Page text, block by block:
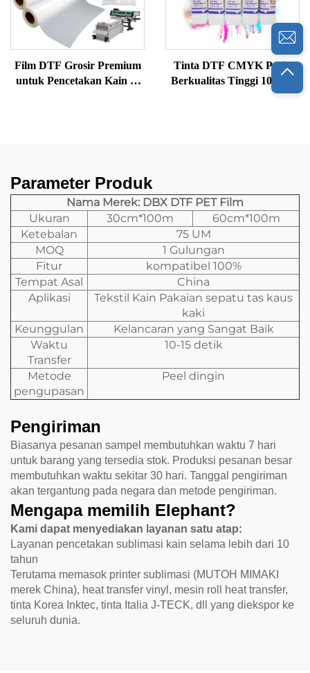
Film DTF Grosir Premium
untuk Pencetakan Kain &
Tinta DTF CMYK Putih
Berkualitas Tinggi 1000ml
Per Botol Tinta Cetak
Parameter Produk
Nama Merek: DBX DTF PET Film
Ukuran
30cm*100m
60cm*100m
Ketebalan
75 UM
MOQ
1 Gulungan
Fitur
kompatibel 100%
Tempat Asal
China
Aplikasi
Tekstil Kain Pakaian sepatu tas kaus
kaki
Keunggulan
Kelancaran yang Sangat Baik
Waktu
Transfer
10-15 detik
Metode
pengupasan
Peel dingin
Pengiriman
Biasanya pesanan sampel membutuhkan waktu 7 hari
untuk barang yang tersedia stok. Produksi pesanan besar
membutuhkan waktu sekitar 30 hari. Tanggal pengiriman
akan tergantung pada negara dan metode pengiriman.
Mengapa memilih Elephant?
Kami dapat menyediakan layanan satu atap:
Layanan pencetakan sublimasi kain selama lebih dari 10
tahun
Terutama memasok printer sublimasi (MUTOH MIMAKI
merek China), heat transfer vinyl, mesin roll heat transfer,
tinta Korea Inktec, tinta Italia J-TECK, dll yang diekspor ke
seluruh dunia.